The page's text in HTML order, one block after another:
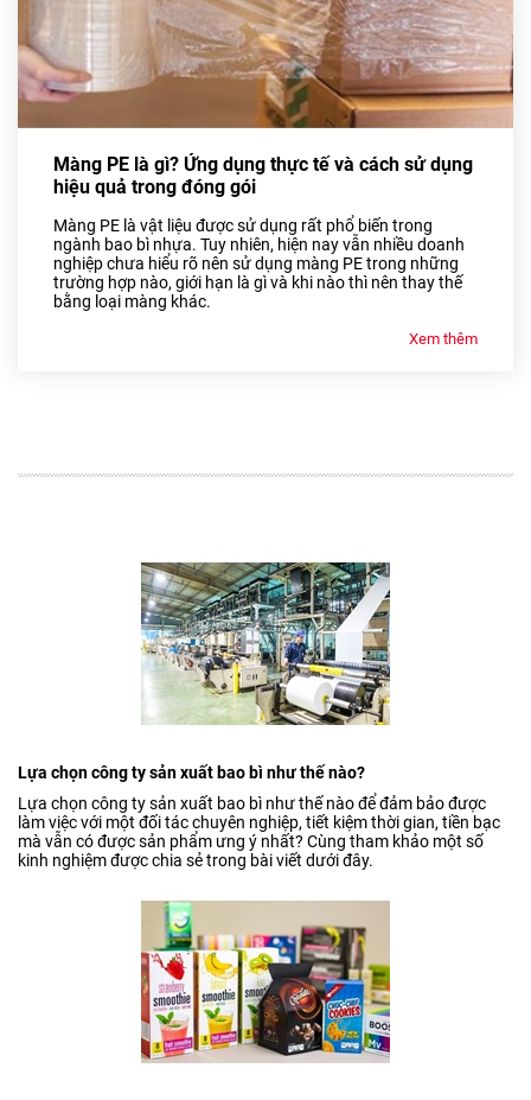
Màng PE là gì? Ứng dụng thực tế và cách sử dụng
hiệu quả trong đóng gói
Màng PE là vật liệu được sử dụng rất phổ biến trong
ngành bao bì nhựa. Tuy nhiên, hiện nay vẫn nhiều doanh
nghiệp chưa hiểu rõ nên sử dụng màng PE trong những
trường hợp nào, giới hạn là gì và khi nào thì nên thay thế
bằng loại màng khác.
Xem thêm
Lựa chọn công ty sản xuất bao bì như thế nào?
Lựa chọn công ty sản xuất bao bì như thế nào để đảm bảo được
làm việc với một đối tác chuyên nghiệp, tiết kiệm thời gian, tiền bạc
mà vẫn có được sản phẩm ưng ý nhất? Cùng tham khảo một số
kinh nghiệm được chia sẻ trong bài viết dưới đây.